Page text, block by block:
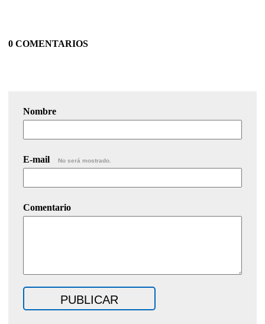
0 COMENTARIOS
Nombre
E-mail No será mostrado.
Comentario